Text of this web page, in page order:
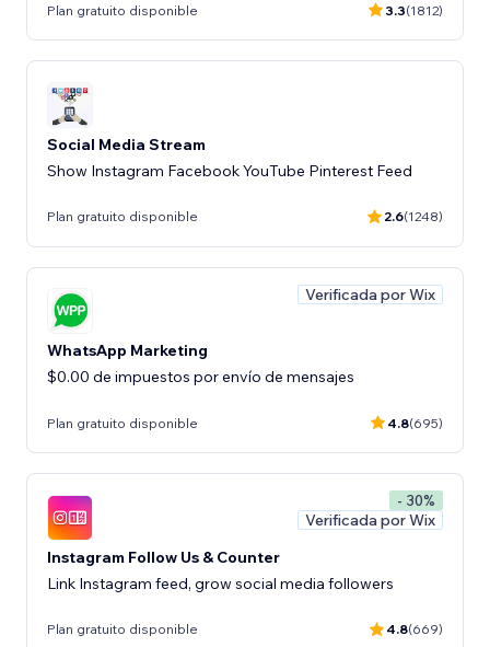
Plan gratuito disponible 3.3(1812)
Social Media Stream
Show Instagram Facebook YouTube Pinterest Feed
Plan gratuito disponible 2.6(1248)
Verificada por Wix
WhatsApp Marketing
$0.00 de impuestos por envío de mensajes
Plan gratuito disponible 4.8(695)
- 30%
Verificada por Wix
Instagram Follow Us & Counter
Link Instagram feed, grow social media followers
Plan gratuito disponible 4.8(669)